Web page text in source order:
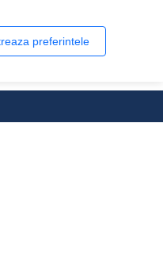
Administreaza preferintele
0 produs(e)